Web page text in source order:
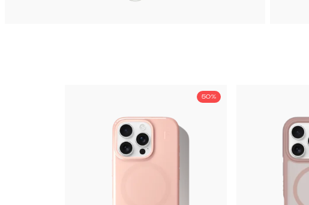
50%